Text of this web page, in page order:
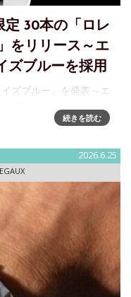
定 30本の「ロレ
をリリース～エ
ズブルーを採用
ズブルー」を発表～エ
を発表します。本モデ
続きを読む
2026.6.25